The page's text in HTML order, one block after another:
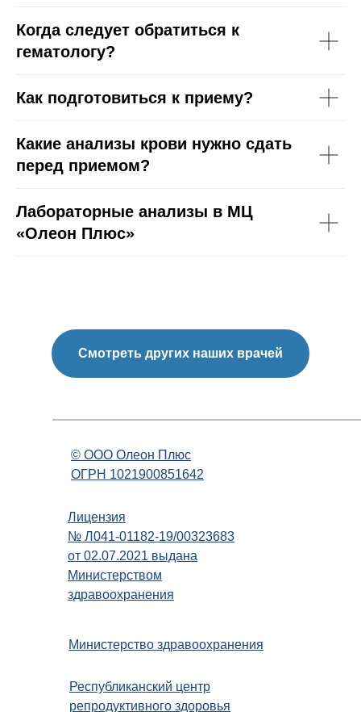
Когда следует обратиться к
гематологу?
Как подготовиться к приему?
Какие анализы крови нужно сдать
перед приемом?
Лабораторные анализы в МЦ
«Олеон Плюс»
Смотреть других наших врачей
© OOO Олеон Плюс
ОГРН 1021900851642
Министерство здравоохранения
Республиканский центр
репродуктивного здоровья
Лицензия
№ Л041-01182-19/00323683
от 02.07.2021 выдана
Министерством
здравоохранения